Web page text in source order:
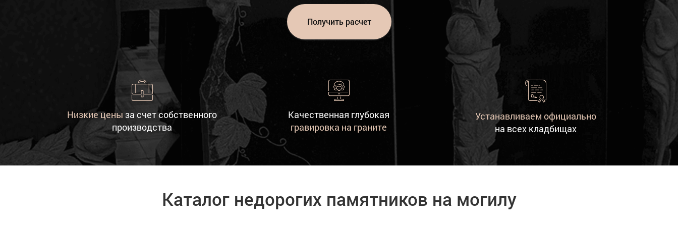
Получить расчет
Низкие ценыза счет собственного
производства
Качественная глубокая
гравировка на граните
Устанавливаем официально
на всех кладбищах
Каталог недорогих памятников на могилу